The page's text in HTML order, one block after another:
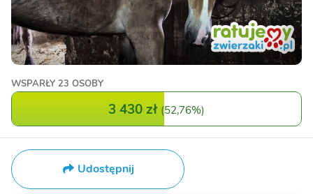
WSPARŁY 23 OSOBY
3 430 zł (52,76%)
Udostępnij